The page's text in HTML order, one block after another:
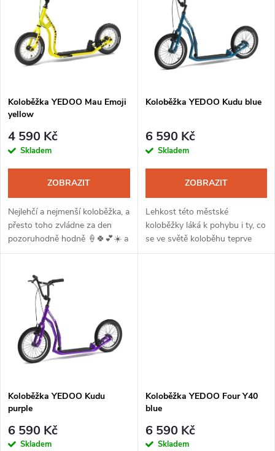
n
p
r
o
d
u
ů
Abecedně
p
s
p
r
d
u
ů
Koloběžka YEDOO Mau Emoji
yellow
4 590 Kč
Skladem
ZOBRAZIT
Nejlehčí a nejmenší koloběžka, a
přesto toho zvládne za den
pozoruhodně hodně 🍦🍀💕☀️ a
samozřejmě devatero modrých
začínajících jezdců a jezdkyň
Koloběžka YEDOO Kudu blue
6 590 Kč
Skladem
ZOBRAZIT
Lehkost této městské
koloběžky láká k pohybu i ty, co
se ve světě koloběhu teprve
rozkoukávají. YEDOO Kudu, to
Koloběžka YEDOO Kudu
purple
6 590 Kč
Skladem
Koloběžka YEDOO Four Y40
blue
6 590 Kč
Skladem